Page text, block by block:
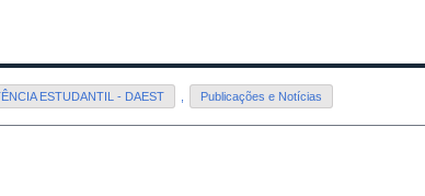
ESTUDANTIL - DAEST Publicações e Notícias